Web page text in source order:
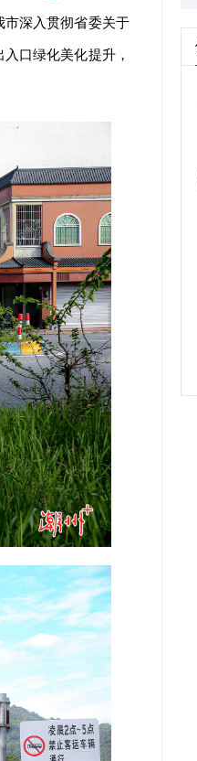
市深入贯彻省委关于
口绿化美化提升，